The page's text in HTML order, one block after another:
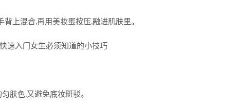
上混合,再用美妆蛋按压,融进肌肤里。
肤色,又避免底妆斑驳。